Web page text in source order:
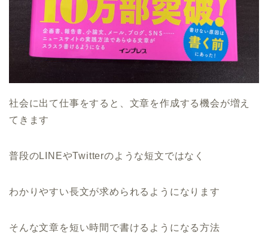
社会に出て仕事をすると、文章を作成する機会が増え
てきます
普段のLINEやTwitterのような短文ではなく
わかりやすい長文が求められるようになります
そんな文章を短い時間で書けるようになる方法